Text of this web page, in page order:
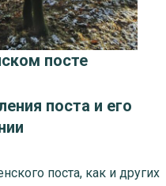
посте
поста и его
поста, как и других